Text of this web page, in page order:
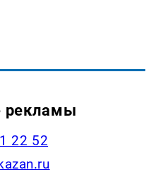
рекламы
22 52